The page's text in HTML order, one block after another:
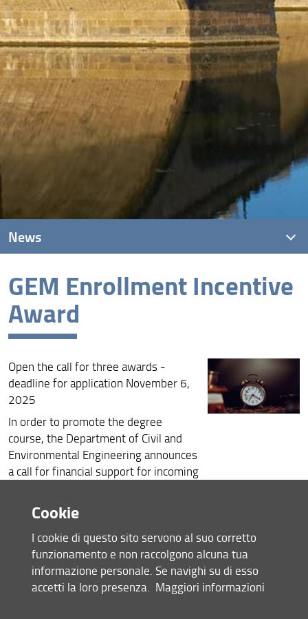
GEM Enrollment Incentive
Award
Open the call for three awards -
deadline for application November 6,
2025
In order to promote the degree
course, the Department of Civil and
Environmental Engineering announces
a call for financial support for incoming
Degree Course in Geoengineering.
For the academic year 2025/2026
here the call:
Bando GEM 2025-2026
English version
For more information you can contact
News
News recenti
Archivio
Cookie
I cookie di questo sito servono al suo corretto
funzionamento e non raccolgono alcuna tua
informazione personale. Se navighi su di esso
accetti la loro presenza. Maggiori informazioni